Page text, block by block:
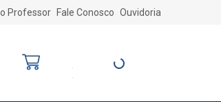
Professor Fale Conosco Ouvidoria
Entre ou Cadastre-